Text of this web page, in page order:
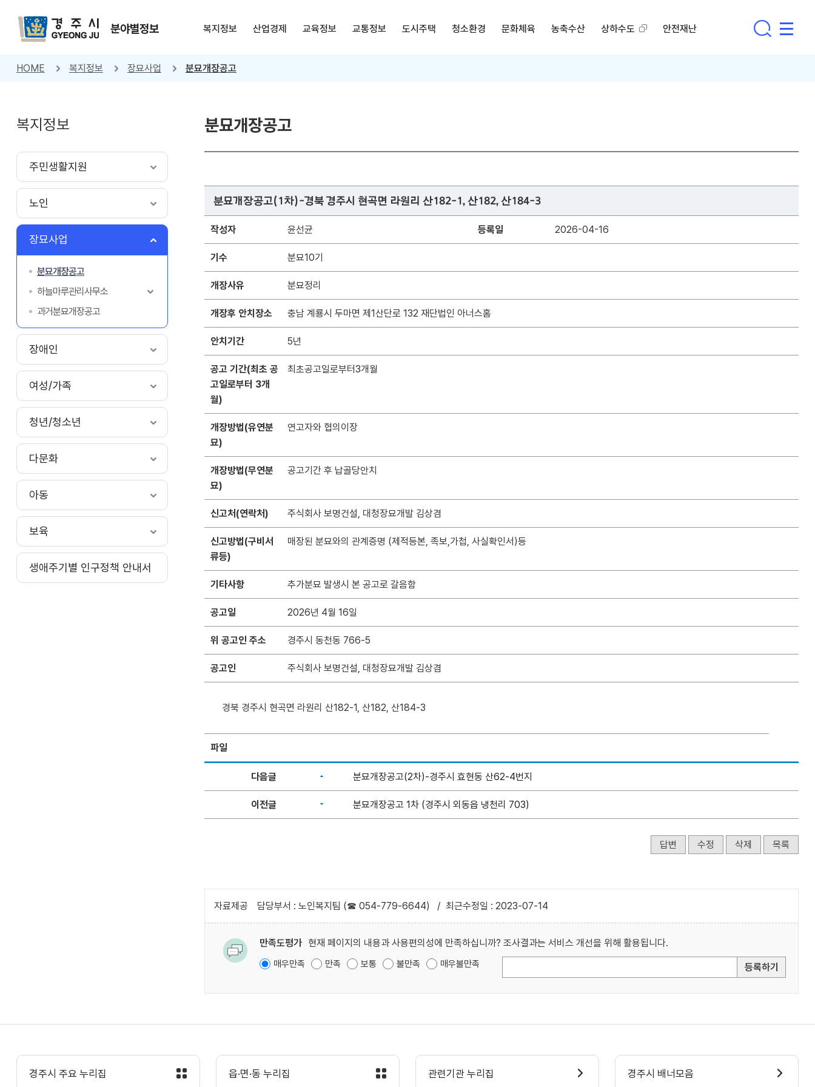
분야별정보 복지정보 산업경제 교육정보 교통정보 도시주택 청소환경 문화체육 농축수산 상하수도 안전재난
HOME 복지정보 장묘사업 분묘개장공고
복지정보
주민생활지원
노인
장묘사업
분묘개장공고
하늘마루관리사무소
과거분묘개장공고
장애인
여성/가족
청년/청소년
다문화
아동
보육
생애주기별 인구정책 안내서
분묘개장공고
분묘개장공고(1차)-경북 경주시 현곡면 라원리 산182-1, 산182, 산184-3
작성자 윤선균 등록일 2026-04-16
기수 분묘10기
개장사유 분묘정리
개장후 안치장소 충남 계룡시 두마면 제1산단로 132 재단법인 아너스홈
안치기간 5년
공고 기간(최초 공
고일로부터 3개
월)
최초공고일로부터3개월
개장방법(유연분
묘)
연고자와 협의이장
개장방법(무연분
묘)
공고기간 후 납골당안치
신고처(연락처) 주식회사 보명건설, 대청장묘개발 김상겸
신고방법(구비서
류등)
매장된 분묘와의 관계증명 (제적등본, 족보,가첩, 사실확인서)등
기타사항 추가분묘 발생시 본 공고로 갈음함
공고일 2026년 4월 16일
위 공고인 주소 경주시 동천동 766-5
공고인 주식회사 보명건설, 대청장묘개발 김상겸
경북 경주시 현곡면 라원리 산182-1, 산182, 산184-3
파일
다음글 분묘개장공고(2차)-경주시 효현동 산62-4번지
이전글 분묘개장공고 1차 (경주시 외동읍 냉천리 703)
답변 수정 삭제 목록
자료제공 담당부서 : 노인복지팀 (☎ 054-779-6644) / 최근수정일 : 2023-07-14
만족도평가 현재 페이지의 내용과 사용편의성에 만족하십니까? 조사결과는 서비스 개선을 위해 활용됩니다.
매우만족 만족 보통 불만족 매우불만족 등록하기
경주시 주요 누리집 읍·면·동 누리집 관련기관 누리집 경주시 배너모음